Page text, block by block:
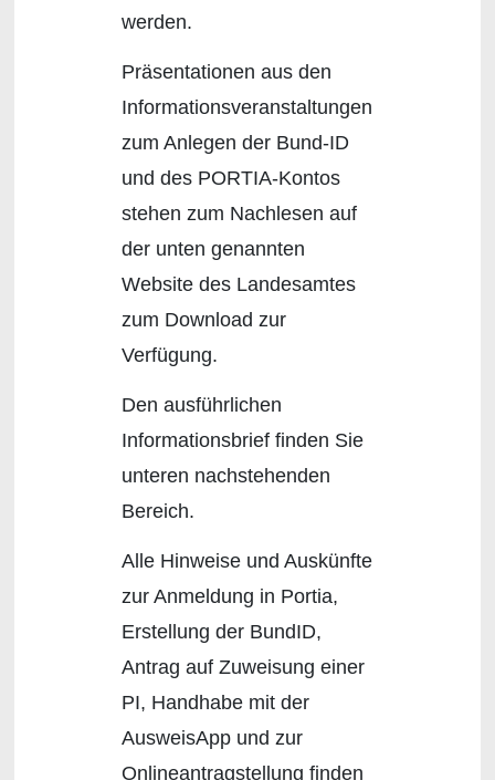
werden.
Präsentationen aus den
Informationsveranstaltungen
zum Anlegen der Bund-ID
und des PORTIA-Kontos
stehen zum Nachlesen auf
der unten genannten
Website des Landesamtes
zum Download zur
Verfügung.
Den ausführlichen
Informationsbrief finden Sie
unteren nachstehenden
Bereich.
Alle Hinweise und Auskünfte
zur Anmeldung in Portia,
Erstellung der BundID,
Antrag auf Zuweisung einer
PI, Handhabe mit der
AusweisApp und zur
Onlineantragstellung finden